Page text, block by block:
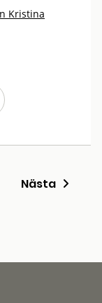
Kristina
Nästa